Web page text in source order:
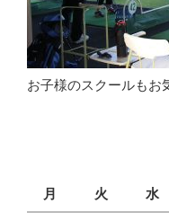
お子様のスクールもお
月
火 水